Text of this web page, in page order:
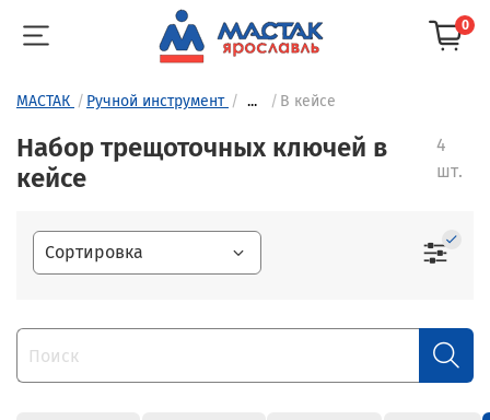
0
МАСТАК Ручной инструмент ... В кейсе
Набор трещоточных ключей в
кейсе
4
шт.